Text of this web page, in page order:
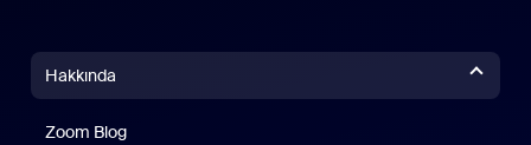
Hakkında
Zoom Blog